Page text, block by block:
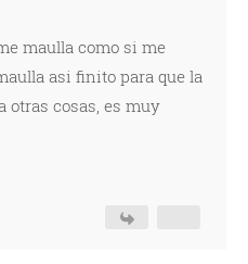
maulla como si me
asi finito para que la
otras cosas, es muy